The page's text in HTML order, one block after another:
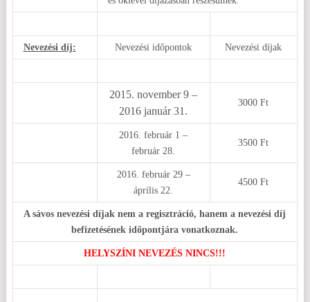
Nevezési díj: Nevezési időpontok Nevezési díjak
2015. november 9 –
2016 január 31.
3000 Ft
2016. február 1 –
február 28.
3500 Ft
2016. február 29 –
április 22.
4500 Ft
A sávos nevezési díjak nem a regisztráció, hanem a nevezési díj
befizetésének időpontjára vonatkoznak.
HELYSZÍNI NEVEZÉS NINCS!!!